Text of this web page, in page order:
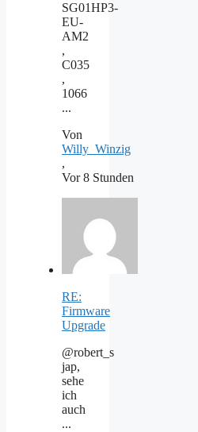
SG01HP3-
EU-
AM2
,
C035
,
1066
...
Von
Willy_Winzig
,
Vor 8 Stunden
RE:
Firmware
Upgrade
@robert_s
jap,
sehe
ich
auch
...